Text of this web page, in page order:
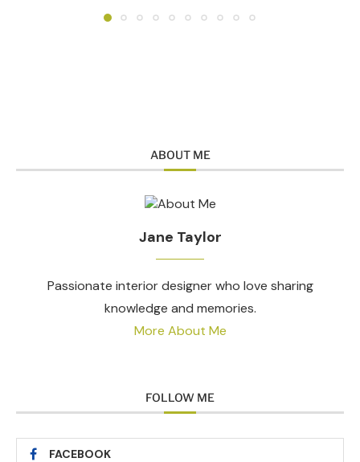
ABOUT ME
Jane Taylor
Passionate interior designer who love sharing
knowledge and memories.
More About Me
FOLLOW ME
FACEBOOK